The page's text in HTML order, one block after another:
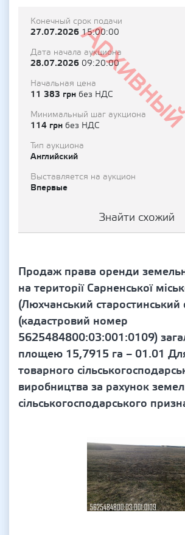
Архивный
Конечный срок подачи
27.07.202615:00:00
Дата начала аукциона
28.07.2026 09:20:00
Начальная цена
11 383 грн без НДС
Минимальный шаг аукциона
114 грн без НДС
Тип аукциона
Английский
Выставляется на аукцион
Впервые
Знайти схожий
Продаж права оренди
на території Сарненської
(Люхчанський старостинський
(кадастровий номер
5625484800:03:001:0109)
площею 15,7915 га – 01.01
товарного
виробництва за рахунок
сільськогосподарського